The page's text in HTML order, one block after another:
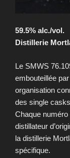
59.5% alc./vol.
Distillerie
Le SMWS
embouteillée
organisation
des single
Chaque
distillateur
la distillerie
spécifique.